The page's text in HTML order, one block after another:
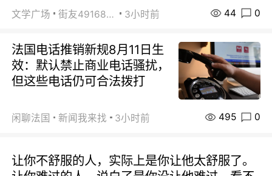
文学广场 街友49168527 3小时前 44 0
法国电话推销新规8月11日生
效：默认禁止商业电话骚扰，
但这些电话仍可合法拨打
闲聊法国 新闻我来找 3小时前 495 0
让你不舒服的人，实际上是你让他太舒服了。